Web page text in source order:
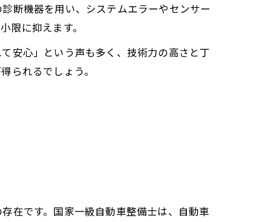
断機器を用い、システムエラーやセンサー
限に抑えます。
安心」という声も多く、技術力の高さと丁
られるでしょう。
在です。国家一級自動車整備士は、自動車